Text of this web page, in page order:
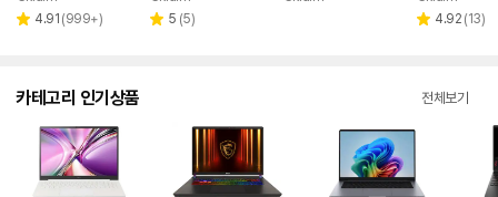
페이
별 4.91 리
(999+)
별 5 리
(5)
페이
별 4.92 리
(13)
카테고리 인기상품 전체보기